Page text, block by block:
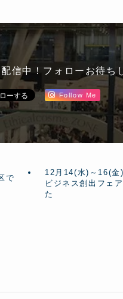
信中！フォローお待ち
Follow Me
で
12月14(水)～16(
ビジネス創出フェ
た